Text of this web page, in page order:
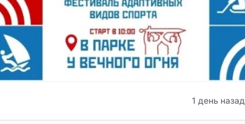
1 день назад